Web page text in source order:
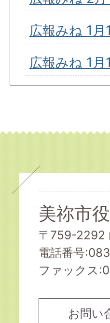
広報みね 1
広報みね 1
美祢市
〒759-2292
電話番号
ファックス
お問い